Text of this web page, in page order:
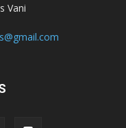
Vani